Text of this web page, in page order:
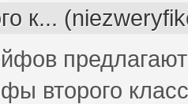
к...
второго